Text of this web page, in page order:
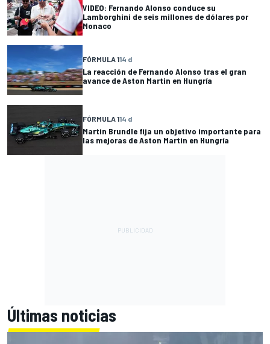
VIDEO: Fernando Alonso conduce su
Lamborghini de seis millones de dólares por
Monaco
FÓRMULA 114 d
La reacción de Fernando Alonso tras el gran
avance de Aston Martin en Hungría
FÓRMULA 114 d
Martin Brundle fija un objetivo importante para
las mejoras de Aston Martin en Hungría
Últimas noticias